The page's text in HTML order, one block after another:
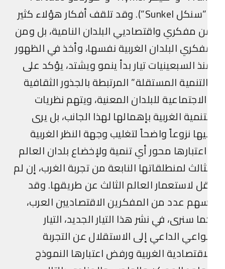
و”سنكل Sunkel”). وقد تلقف أفكار هؤلاء كثير
مفكري واقتصاديي البلدان النامية، بل ومن
البلدان الغربية نفسها، وأخذ في الظهور
السبعينيات تيار بدأ ينمو ويشتد، يؤكد على
المستقلة” المرتبطة بالجذور الثقافية
للبلدان المعنية، ويتهم نظريات
الغربية بإهمالها لهذا الجانب، بل يرى
نزوعاً واضحاً لتغليب وجهة النظر الغربية
محور أي تنمية ولإخضاع بلدان العالم
لمنطلقاتها النابعة من تجربة الغرب، إن لم
لاستعمار العالم الثالث عن طريقها. وقد
عدد من المفكرين الاقتصاديين العرب،
سنرى، في نشر هذا التيار الجديد، التيار
الداعي إلى الاستقلال عن التجربة
الغربية ورفض اعتبارها النموذج